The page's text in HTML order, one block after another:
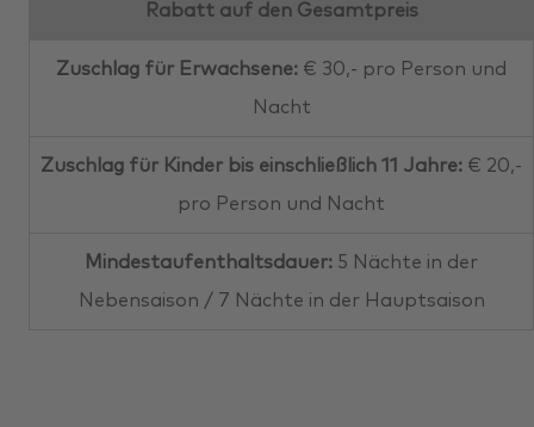
Rabatt auf den Gesamtpreis
Zuschlag für Erwachsene: € 30,- pro Person und
Nacht
Zuschlag für Kinder bis einschließlich 11 Jahre: € 20,-
pro Person und Nacht
Mindestaufenthaltsdauer: 5 Nächte in der
Nebensaison / 7 Nächte in der Hauptsaison